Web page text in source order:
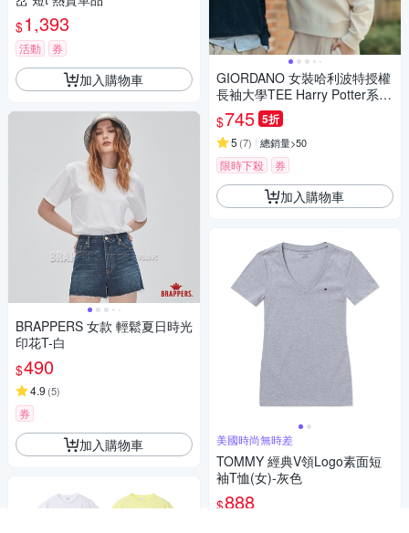
$1,393
活動 券
加入購物車
BRAPPERS 女款 輕鬆夏日時光
印花T-白
$490
4.9 (5)
券
加入購物車
GIORDANO 女裝哈利波特授權
長袖大學TEE Harry Potter系列
【雙色任選】
$745 5折
5 (7) 總銷量>50
限時下殺 券
加入購物車
美國時尚無時差
TOMMY 經典V領Logo素面短
袖T恤(女)-灰色
$888